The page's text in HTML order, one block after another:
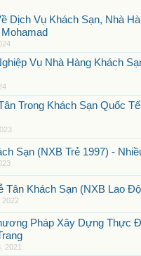
Dịch Vụ Khách Sạn, Nhà
Vụ Nhà Hàng Khách
Trong Khách Sạn Quốc
Sạn (NXB Trẻ 1997) -
Tân Khách Sạn (NXB Lao
2022
Pháp Xây Dựng Thực
2021